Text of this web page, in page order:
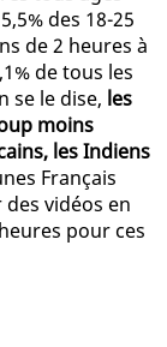
des 18-25
de 2 heures à
de tous les
se le dise, les
moins
les Indiens
Français
vidéos en
pour ces